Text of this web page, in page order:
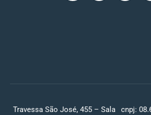
Travessa São José, 455 – Sala
cnpj: